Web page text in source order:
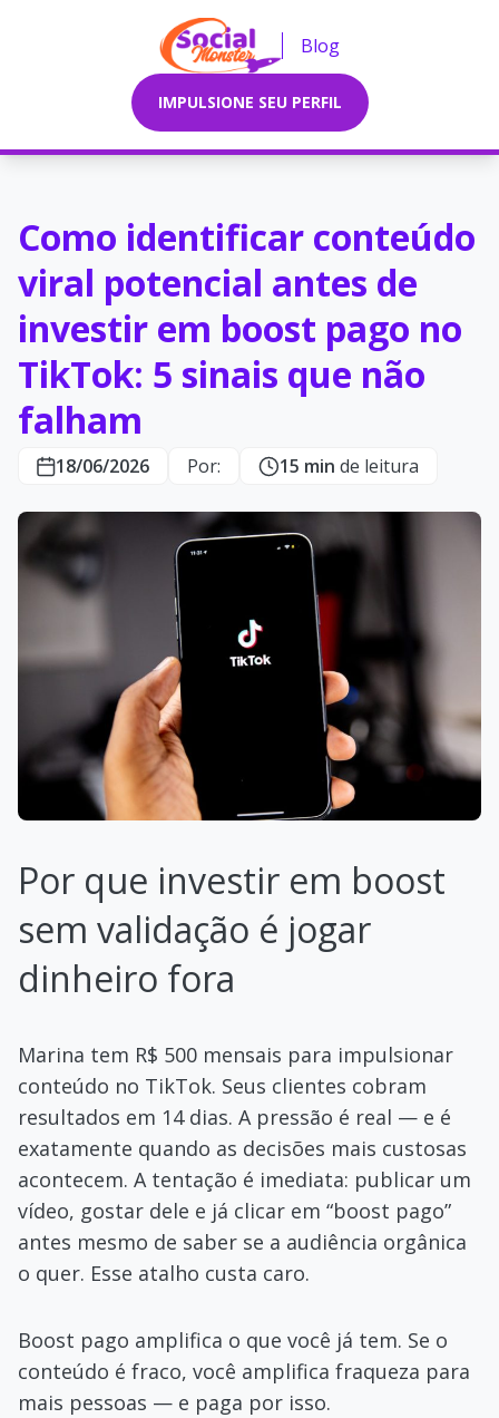
Blog
IMPULSIONE SEU PERFIL
Como identificar conteúdo
viral potencial antes de
investir em boost pago no
TikTok: 5 sinais que não
falham
18/06/2026 Por: 15 min de leitura
Por que investir em boost
sem validação é jogar
dinheiro fora
Marina tem R$ 500 mensais para impulsionar
conteúdo no TikTok. Seus clientes cobram
resultados em 14 dias. A pressão é real — e é
exatamente quando as decisões mais custosas
acontecem. A tentação é imediata: publicar um
vídeo, gostar dele e já clicar em “boost pago”
antes mesmo de saber se a audiência orgânica
o quer. Esse atalho custa caro.
Boost pago amplifica o que você já tem. Se o
conteúdo é fraco, você amplifica fraqueza para
mais pessoas — e paga por isso.